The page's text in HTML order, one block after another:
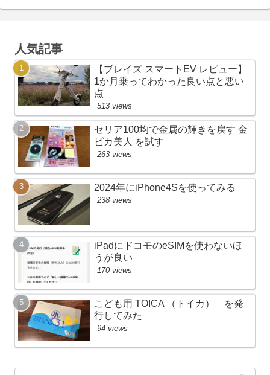
人気記事
【ブレイズ スマートEV レビュー】
1か月乗ってわかった良い点と悪い
点
513 views
セリア100均で金属の輝きを戻す 金
ピカ美人 を試す
263 views
2024年にiPhone4Sを使ってみる
238 views
iPadにドコモのeSIMを使わないほ
うが良い
170 views
こども用 TOICA （トイカ） を発
行してみた
94 views